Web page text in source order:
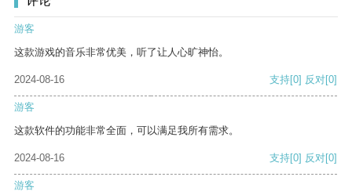
游客
这款游戏的音乐非常优美，听了让人心旷神怡。
2024-08-16 支持[0] 反对[0]
游客
这款软件的功能非常全面，可以满足我所有需求。
2024-08-16 支持[0] 反对[0]
游客